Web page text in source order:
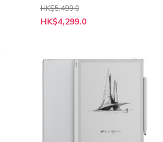
HK$5,499.0
特
殊
HK$4,299.0